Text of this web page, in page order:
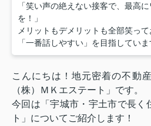
「笑い声の絶えない接客で、最高
を！」
メリットもデメリットも全部笑っ
「一番話しやすい」を目指していま
こんにちは！地元密着の不動
（株）ＭＫエステート」です。
今回は「宇城市・宇土市で長く
ト」についてご紹介します！